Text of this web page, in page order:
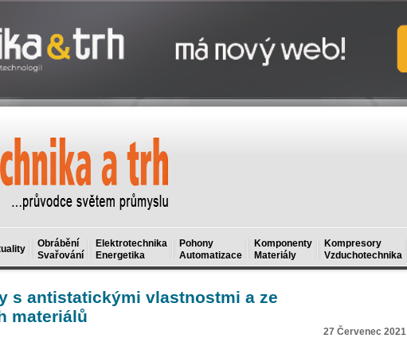
Obrábění
Svařování
Elektrotechnika
Energetika
Pohony
Automatizace
Komponenty
Materiály
Kompresory
Vzduchotechnika
s antistatickými vlastnostmi a ze
materiálů
27 Červenec 2021